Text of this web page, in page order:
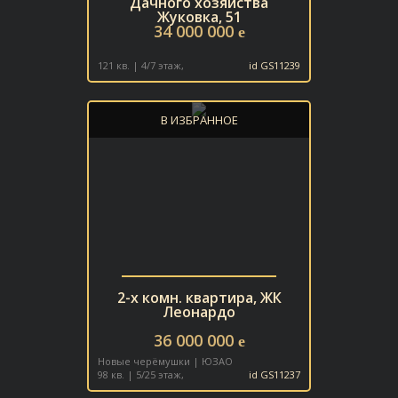
Жуковка, 51
34 000 000 e
121 кв. | 4/7 этаж, id GS11239
2-х комн. квартира, ЖК
Леонардо
36 000 000 e
Новые черёмушки | ЮЗАО
98 кв. | 5/25 этаж,
id GS11237
В ИЗБРАННОЕ